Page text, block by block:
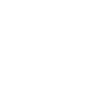
(0%). Var 369,00